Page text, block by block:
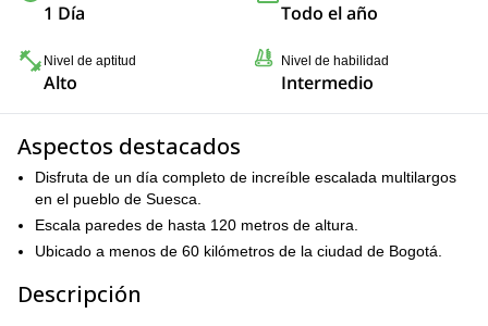
1 Día Todo el año
Nivel de aptitud
Alto
Nivel de habilidad
Intermedio
Aspectos destacados
Disfruta de un día completo de increíble escalada multilargos
en el pueblo de Suesca.
Escala paredes de hasta 120 metros de altura.
Ubicado a menos de 60 kilómetros de la ciudad de Bogotá.
Descripción